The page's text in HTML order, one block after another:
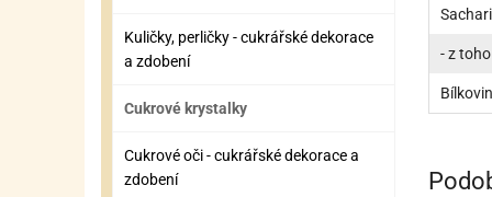
Kuličky, perličky - cukrářské dekorace
a zdobení
Cukrové krystalky
Cukrové oči - cukrářské dekorace a
zdobení
- z